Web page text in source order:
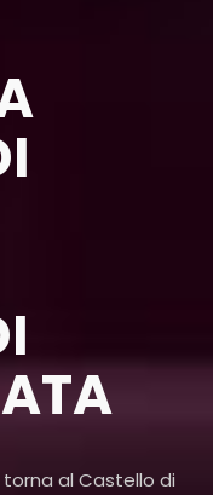
torna al Castello di